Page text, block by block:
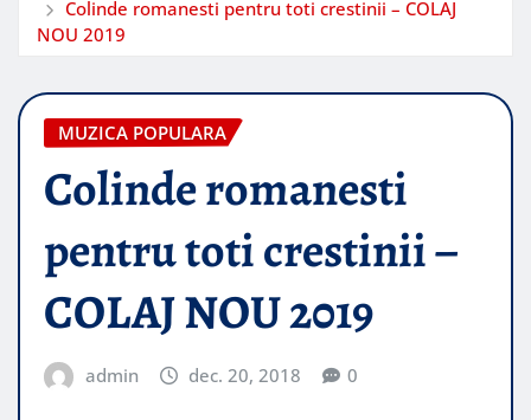
Colinde romanesti pentru toti crestinii – COLAJ
NOU 2019
MUZICA POPULARA
Colinde romanesti
pentru toti crestinii –
COLAJ NOU 2019
admin dec. 20, 2018 0